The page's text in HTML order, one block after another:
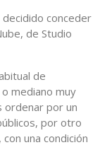
conceder
de Studio
de
mediano muy
ordenar por un
por otro
una condición